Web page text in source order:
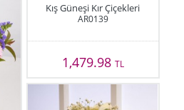
Kış Güneşi Kır Çiçekleri
AR0139
1,479.98 TL